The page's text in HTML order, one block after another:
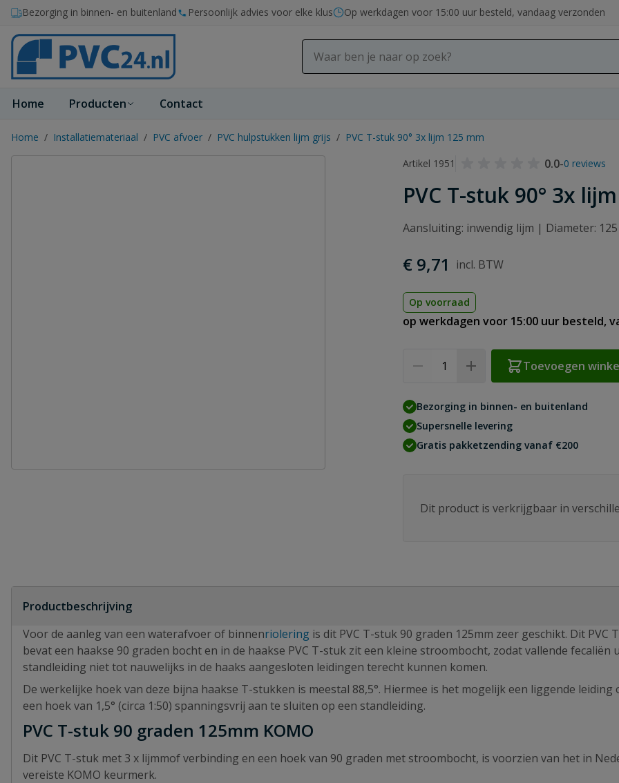
Ga naar de inhoud
Bezorging in binnen- en buitenland Persoonlijk advies voor elke klus Op werkdagen voor 15:00 uur besteld, vandaag verzonden
Home Producten Contact
Home / Installatiemateriaal / PVC afvoer / PVC hulpstukken lijm grijs / PVC T-stuk 90° 3x lijm 125 mm
Artikel 1951
0.0-0 reviews
PVC T-stuk 90° 3x
Aansluiting: inwendig lijm | Diameter:
€ 9,71
Op voorraad
op werkdagen voor 15:00 uur besteld,
Toevoegen
Bezorging in binnen- en buitenland
Supersnelle levering
Gratis pakketzending vanaf €200
Dit product is verkrijgbaar in
Productbeschrijving
Voor de aanleg van een waterafvoer of binnenriolering is dit PVC T-stuk 90 graden 125mm zeer geschikt. Dit PVC
bevat een haakse 90 graden bocht en in de haakse PVC T-stuk zit een kleine stroombocht, zodat vallende fecaliën
standleiding niet tot nauwelijks in de haaks aangesloten leidingen terecht kunnen komen.
De werkelijke hoek van deze bijna haakse T-stukken is meestal 88,5°. Hiermee is het mogelijk een liggende leiding
een hoek van 1,5° (circa 1:50) spanningsvrij aan te sluiten op een standleiding.
PVC T-stuk 90 graden 125mm KOMO
Dit PVC T-stuk met 3 x lijmmof verbinding en een hoek van 90 graden met stroombocht, is voorzien van het in
vereiste KOMO keurmerk.